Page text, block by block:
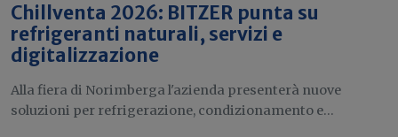
Chillventa 2026: BITZER punta su
refrigeranti naturali, servizi e
digitalizzazione
Alla fiera di Norimberga l'azienda presenterà nuove
soluzioni per refrigerazione, condizionamento e...